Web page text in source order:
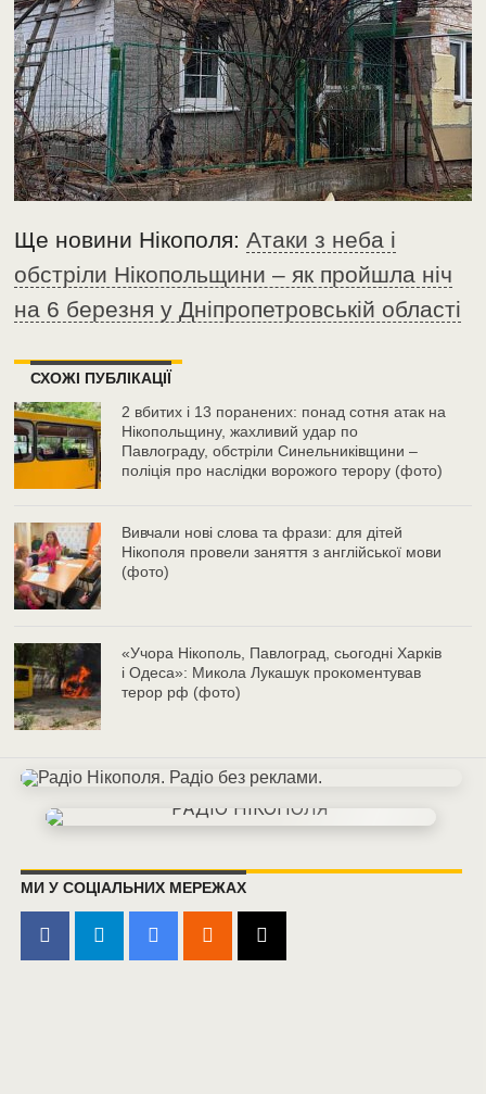
Ще новини Нікополя:Атаки з неба і
обстріли Нікопольщини – як пройшла ніч
на 6 березня у Дніпропетровській області
СХОЖІ ПУБЛІКАЦІЇ
2 вбитих і 13 поранених: понад сотня атак на
Нікопольщину, жахливий удар по
Павлограду, обстріли Синельниківщини –
поліція про наслідки ворожого терору (фото)
Вивчали нові слова та фрази: для дітей
Нікополя провели заняття з англійської мови
(фото)
«Учора Нікополь, Павлоград, сьогодні Харків
і Одеса»: Микола Лукашук прокоментував
терор рф (фото)
МИ У СОЦІАЛЬНИХ МЕРЕЖАХ